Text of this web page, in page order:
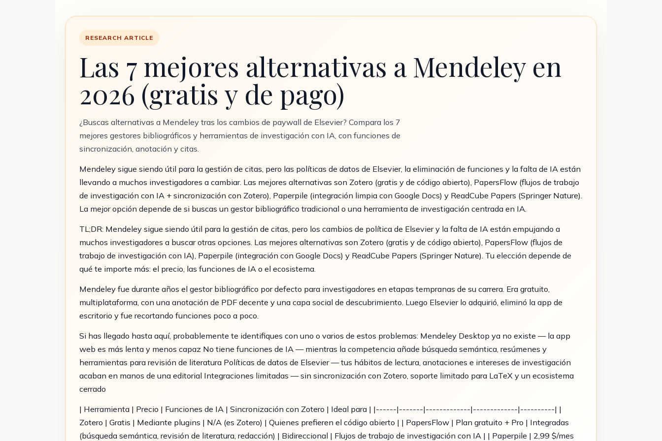
RESEARCH ARTICLE
Las 7 mejores alternativas a Mendeley en
2026 (gratis y de pago)
¿Buscas alternativas a Mendeley tras los cambios de paywall de Elsevier? Compara los 7
mejores gestores bibliográficos y herramientas de investigación con IA, con funciones de
sincronización, anotación y citas.
Mendeley sigue siendo útil para la gestión de citas, pero las políticas de datos de Elsevier, la eliminación de funciones y la falta de IA están
llevando a muchos investigadores a cambiar. Las mejores alternativas son Zotero (gratis y de código abierto), PapersFlow (flujos de trabajo
de investigación con IA + sincronización con Zotero), Paperpile (integración limpia con Google Docs) y ReadCube Papers (Springer Nature).
La mejor opción depende de si buscas un gestor bibliográfico tradicional o una herramienta de investigación centrada en IA.
TL;DR: Mendeley sigue siendo útil para la gestión de citas, pero los cambios de política de Elsevier y la falta de IA están empujando a
muchos investigadores a buscar otras opciones. Las mejores alternativas son Zotero (gratis y de código abierto), PapersFlow (flujos de
trabajo de investigación con IA), Paperpile (integración con Google Docs) y ReadCube Papers (Springer Nature). Tu elección depende de
qué te importe más: el precio, las funciones de IA o el ecosistema.
Mendeley fue durante años el gestor bibliográfico por defecto para investigadores en etapas tempranas de su carrera. Era gratuito,
multiplataforma, con una anotación de PDF decente y una capa social de descubrimiento. Luego Elsevier lo adquirió, eliminó la app de
escritorio y fue recortando funciones poco a poco.
Si has llegado hasta aquí, probablemente te identifiques con uno o varios de estos problemas: Mendeley Desktop ya no existe — la app
web es más lenta y menos capaz No tiene funciones de IA — mientras la competencia añade búsqueda semántica, resúmenes y
herramientas para revisión de literatura Políticas de datos de Elsevier — tus hábitos de lectura, anotaciones e intereses de investigación
acaban en manos de una editorial Integraciones limitadas — sin sincronización con Zotero, soporte limitado para LaTeX y un ecosistema
cerrado
| Herramienta | Precio | Funciones de IA | Sincronización con Zotero | Ideal para | |------|-------|-------------|-------------|----------| |
Zotero | Gratis | Mediante plugins | N/A (es Zotero) | Quienes prefieren el código abierto | | PapersFlow | Plan gratuito + Pro | Integradas
(búsqueda semántica, revisión de literatura, redacción) | Bidireccional | Flujos de trabajo de investigación con IA | | Paperpile | 2,99 $/mes